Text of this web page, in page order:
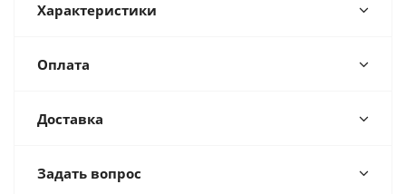
Характеристики
Оплата
Доставка
Задать вопрос